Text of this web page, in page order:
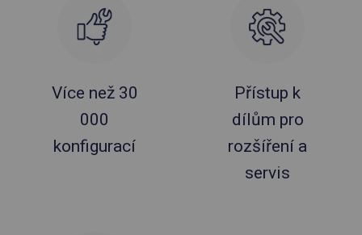
Více než 30
000
konfigurací
Přístup k
dílům pro
rozšíření a
servis